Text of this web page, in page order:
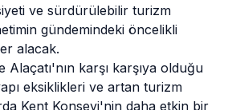
ve sürdürülebilir turizm
gündemindeki öncelikli
alacak.
Alaçatı'nın karşı karşıya olduğu
eksiklikleri ve artan turizm
Kent Konseyi'nin daha etkin bir